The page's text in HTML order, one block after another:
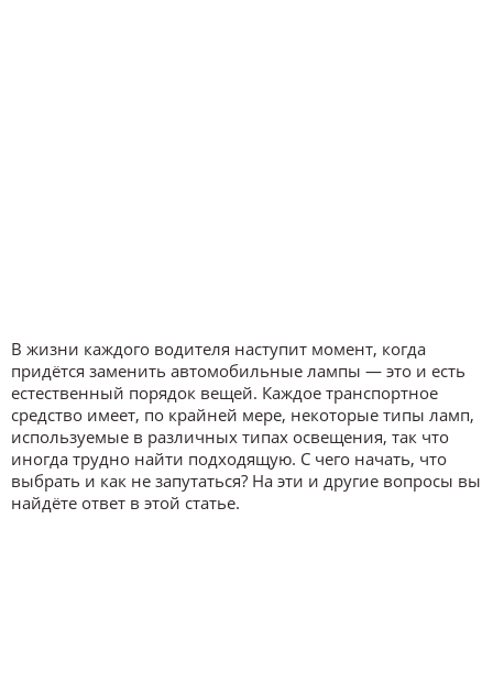
В жизни каждого водителя наступит момент, когда
придётся заменить автомобильные лампы — это и есть
естественный порядок вещей. Каждое транспортное
средство имеет, по крайней мере, некоторые типы ламп,
используемые в различных типах освещения, так что
иногда трудно найти подходящую. С чего начать, что
выбрать и как не запутаться? На эти и другие вопросы вы
найдёте ответ в этой статье.